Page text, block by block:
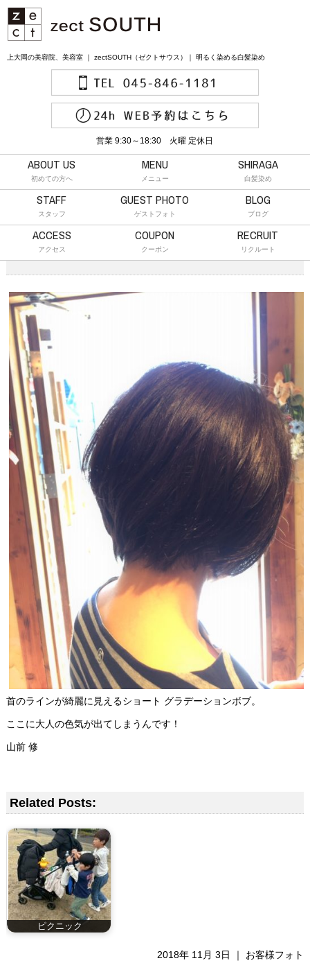
上大岡の美容院、美容室 ｜ zectSOUTH（ゼクトサウス）｜ 明るく染める白髪染め
営業 9:30～18:30 火曜 定休日
ABOUT US
初めての方へ
MENU
メニュー
SHIRAGA
白髪染め
STAFF
スタッフ
GUEST PHOTO
ゲストフォト
BLOG
ブログ
ACCESS
アクセス
COUPON
クーポン
RECRUIT
リクルート
首のラインが綺麗に見えるショート グラデーションボブ。
ここに大人の色気が出てしまうんです！
山前 修
Related Posts:
ピクニック
2018年 11月 3日 ｜ お客様フォト